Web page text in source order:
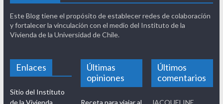
Este Blog tiene el propósito de establecer redes de colaboración
y fortalecer la vinculación con el medio del Instituto de la
Vivienda de la Universidad de Chile.
Enlaces
Sitio del Instituto
de la Vivienda
Últimas
opiniones
Receta para viajar al
Últimos
comentarios
JACQUELINE